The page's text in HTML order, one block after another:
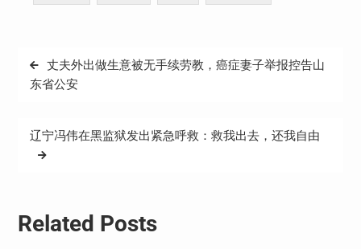
文
章
航
丈夫外出做生意被无手续劳教，癌症妻子举报控告山
东省公安
辽宁冯伟在黑监狱发出紧急呼救：救我出去，还我自由
Related Posts